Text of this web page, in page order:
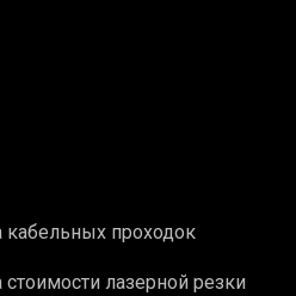
кабельных проходок
стоимости лазерной резки